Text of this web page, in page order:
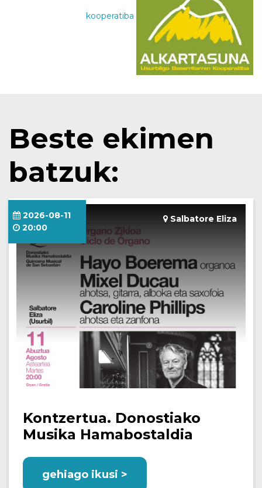
kooperatiba
Beste ekimen
batzuk:
Salbatore Eliza
2026-08-11
20:00
Kontzertua. Donostiako
Musika Hamabostaldia
gehiago ikusi >